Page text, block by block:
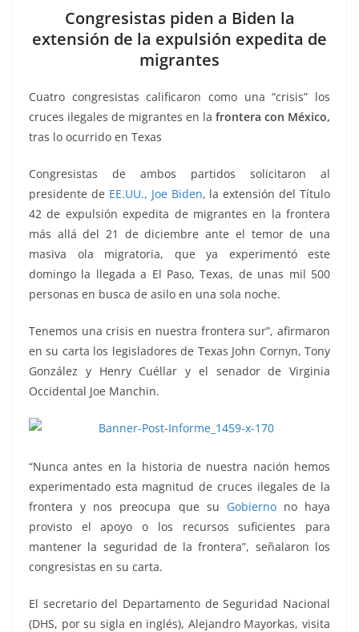
e
b
o
k
er l s
A
p
p
e
n
g
er
gr
a
m
p
ar
Congresistas piden a Biden la
extensión de la expulsión expedita de
migrantes
Cuatro congresistas calificaron como una “crisis” los
cruces ilegales de migrantes en la frontera con México,
tras lo ocurrido en Texas
Congresistas de ambos partidos solicitaron al
presidente de EE.UU., Joe Biden, la extensión del Título
42 de expulsión expedita de migrantes en la frontera
más allá del 21 de diciembre ante el temor de una
masiva ola migratoria, que ya experimentó este
domingo la llegada a El Paso, Texas, de unas mil 500
personas en busca de asilo en una sola noche.
Tenemos una crisis en nuestra frontera sur”, afirmaron
en su carta los legisladores de Texas John Cornyn, Tony
González y Henry Cuéllar y el senador de Virginia
Occidental Joe Manchin.
“Nunca antes en la historia de nuestra nación hemos
experimentado esta magnitud de cruces ilegales de la
frontera y nos preocupa que su Gobiernono haya
provisto el apoyo o los recursos suficientes para
mantener la seguridad de la frontera”, señalaron los
congresistas en su carta.
El secretario del Departamento de Seguridad Nacional
(DHS, por su sigla en inglés), Alejandro Mayorkas, visita